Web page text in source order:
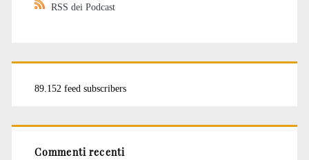
RSS dei Podcast
89.152 feed subscribers
Commenti recenti